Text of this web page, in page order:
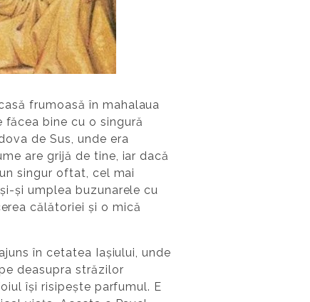
frumoasă în mahalaua
bine cu o singură
de Sus, unde era
are grijă de tine, iar dacă
singur oftat, cel mai
și umplea buzunarele cu
călătoriei și o mică
în cetatea Iașiului, unde
deasupra străzilor
își risipește parfumul. E